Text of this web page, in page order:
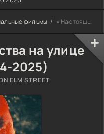
фильмы » Настоящие убийства на улице Вязов (2024-2025)
на улице
2025)
ELM STREET